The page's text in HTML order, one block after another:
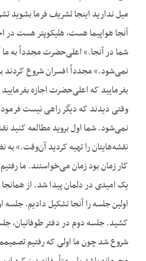
میل ندارید اینجا تشریف فرما بشوید
آنجا هواپیما هست، هلیکوپتر هست در
شما در آنجا.» اعلی‌حضرت مجدداً به ما
نمی‌شود.» مجدداً افسران شروع کردند
بفرمایید که اعلی‌حضرت اجازه
وقتی دیدند که دیگر راهی نیست
نمی‌شود. شما اول بروید مطالعه کنید
نقشه‌هایتان را تهیه کردید آن‌وقت.»
کار زمان بود زمان می‌خواستند. ما
یک امیدی در دلمان پیدا شد. از همانجا
اولین جلسه را آنجا تشکیل دادیم.
کشید. جلسه دوم در دفتر طوفانیان،
شروع شد چون ما اولی که رفتیم